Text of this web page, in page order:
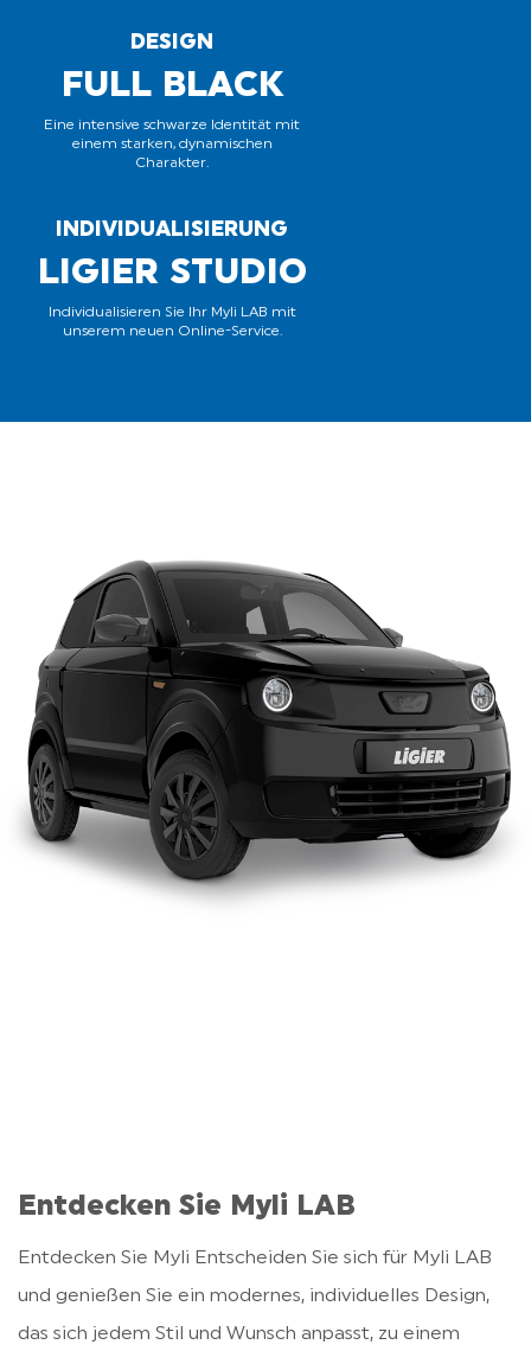
DESIGN
FULL BLACK
Eine intensive schwarze Identität mit
einem starken, dynamischen
Charakter.
INDIVIDUALISIERUNG
LIGIER STUDIO
Individualisieren Sie Ihr Myli LAB mit
unserem neuen Online-Service.
Entdecken Sie Myli LAB
Entdecken Sie Myli Entscheiden Sie sich für Myli LAB
und genießen Sie ein modernes, individuelles Design,
das sich jedem Stil und Wunsch anpasst, zu einem